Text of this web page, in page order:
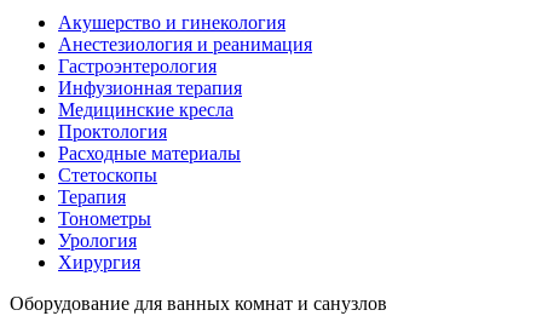
Акушерство и гинекология
Анестезиология и реанимация
Гастроэнтерология
Инфузионная терапия
Медицинские кресла
Проктология
Расходные материалы
Стетоскопы
Терапия
Тонометры
Урология
Хирургия
Оборудование для ванных комнат и санузлов